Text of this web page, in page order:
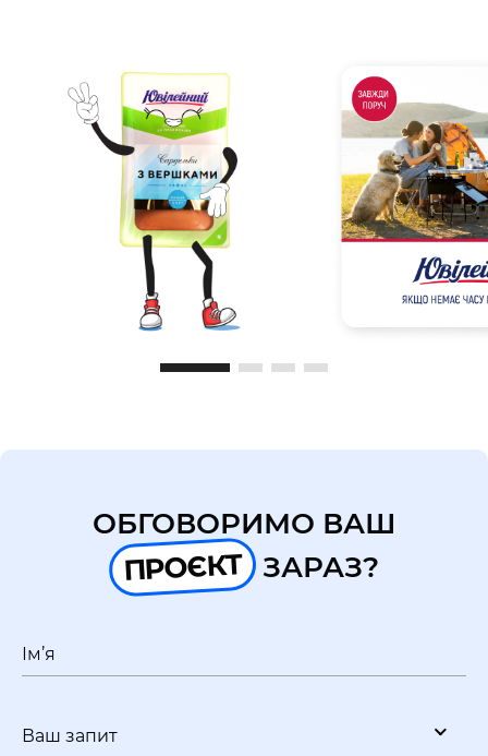
ОБГОВОРИМО ВАШ
ПРОЄКТ ЗАРАЗ?
Ім’я
Ваш запит